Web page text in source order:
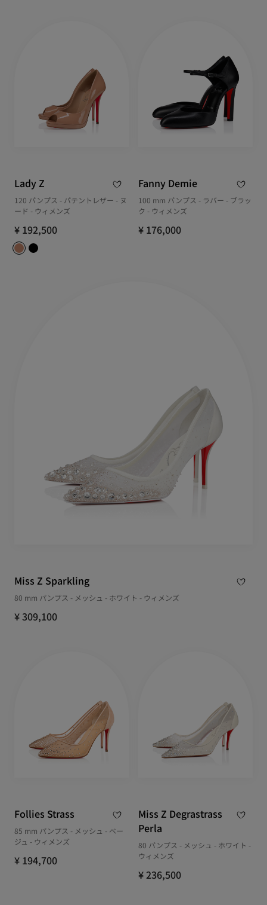
Lady Z
120 パンプス - パテントレザー - ヌ
ード - ウィメンズ
¥ 192,500
Fanny Demie
100 mm パンプス - ラバー - ブラッ
ク - ウィメンズ
¥ 176,000
Miss Z Sparkling
80 mm パンプス - メッシュ - ホワイト - ウィメンズ
¥ 309,100
Follies Strass
85 mm パンプス - メッシュ - ベー
ジュ - ウィメンズ
¥ 194,700
Miss Z Degrastrass
Perla
80 パンプス - メッシュ - ホワイト -
ウィメンズ
¥ 236,500